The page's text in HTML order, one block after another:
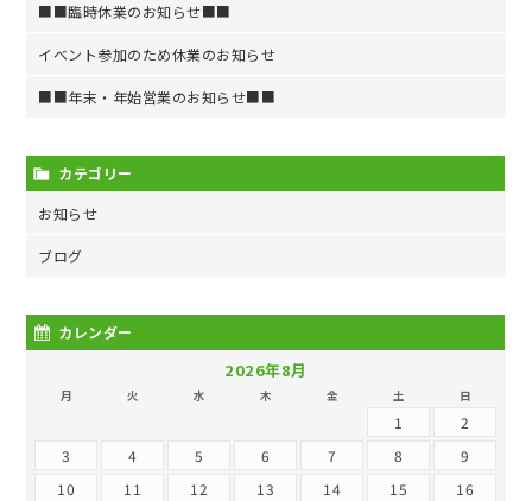
■■臨時休業のお知らせ■■
イベント参加のため休業のお知らせ
■■年末・年始営業のお知らせ■■
カテゴリー
お知らせ
ブログ
カレンダー
2026年8月
月 火 水 木 金 土 日
1
2
3
4 5 6 7 8
9
10
11 12 13 14 15
16